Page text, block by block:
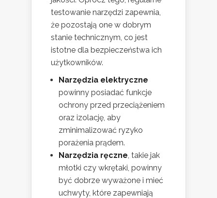
testowanie narzędzi zapewnia,
że pozostają one w dobrym
stanie technicznym, co jest
istotne dla bezpieczeństwa ich
użytkowników.
Narzędzia elektryczne
powinny posiadać funkcje
ochrony przed przeciążeniem
oraz izolację, aby
zminimalizować ryzyko
porażenia prądem.
Narzędzia ręczne , takie jak
młotki czy wkrętaki, powinny
być dobrze wyważone i mieć
uchwyty, które zapewniają